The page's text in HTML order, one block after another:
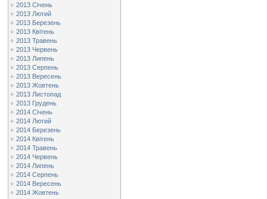
2013 Січень
2013 Лютий
2013 Березень
2013 Квітень
2013 Травень
2013 Червень
2013 Липень
2013 Серпень
2013 Вересень
2013 Жовтень
2013 Листопад
2013 Грудень
2014 Січень
2014 Лютий
2014 Березень
2014 Квітень
2014 Травень
2014 Червень
2014 Липень
2014 Серпень
2014 Вересень
2014 Жовтень